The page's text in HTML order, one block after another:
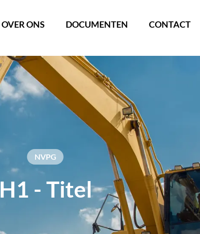
OVER ONS DOCUMENTEN CONTACT
H1 - Titel